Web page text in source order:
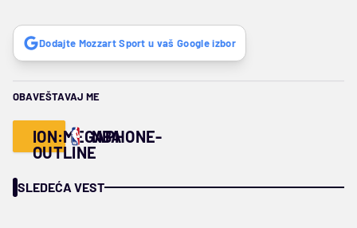
Dodajte Mozzart Sport u vaš Google izbor
OBAVEŠTAVAJ ME
ION:MEGAPHONE-
OUTLINE
NBA
SLEDEĆA VEST